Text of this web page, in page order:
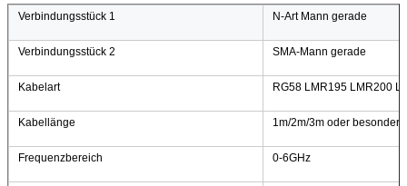
Verbindungsstück 1 N-Art Mann gerade
Verbindungsstück 2 SMA-Mann gerade
Kabelart RG58 LMR195 LMR200
Kabellänge 1m/2m/3m oder
Frequenzbereich 0-6GHz